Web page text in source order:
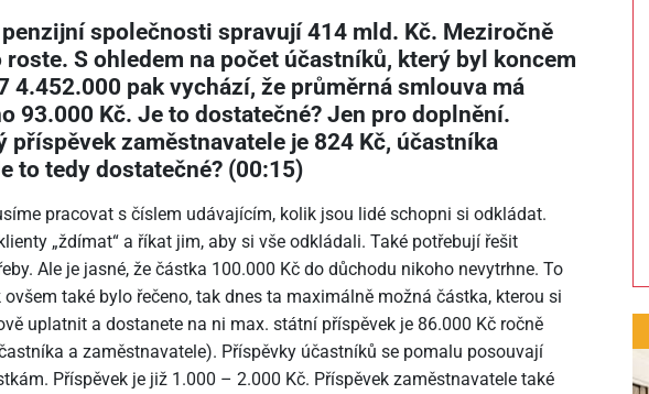
společnosti spravují 414 mld. Kč. Meziročně
S ohledem na počet účastníků, který byl koncem
4.452.000 pak vychází, že průměrná smlouva má
93.000 Kč. Je to dostatečné? Jen pro doplnění.
příspěvek zaměstnavatele je 824 Kč, účastníka
to tedy dostatečné? (00:15)
pracovat s číslem udávajícím, kolik jsou lidé schopni si odkládat.
„ždímat“ a říkat jim, aby si vše odkládali. Také potřebují řešit
Ale je jasné, že částka 100.000 Kč do důchodu nikoho nevytrhne. To
ovšem také bylo řečeno, tak dnes ta maximálně možná částka, kterou si
uplatnit a dostanete na ni max. státní příspěvek je 86.000 Kč ročně
a zaměstnavatele). Příspěvky účastníků se pomalu posouvají
Příspěvek je již 1.000 – 2.000 Kč. Příspěvek zaměstnavatele také